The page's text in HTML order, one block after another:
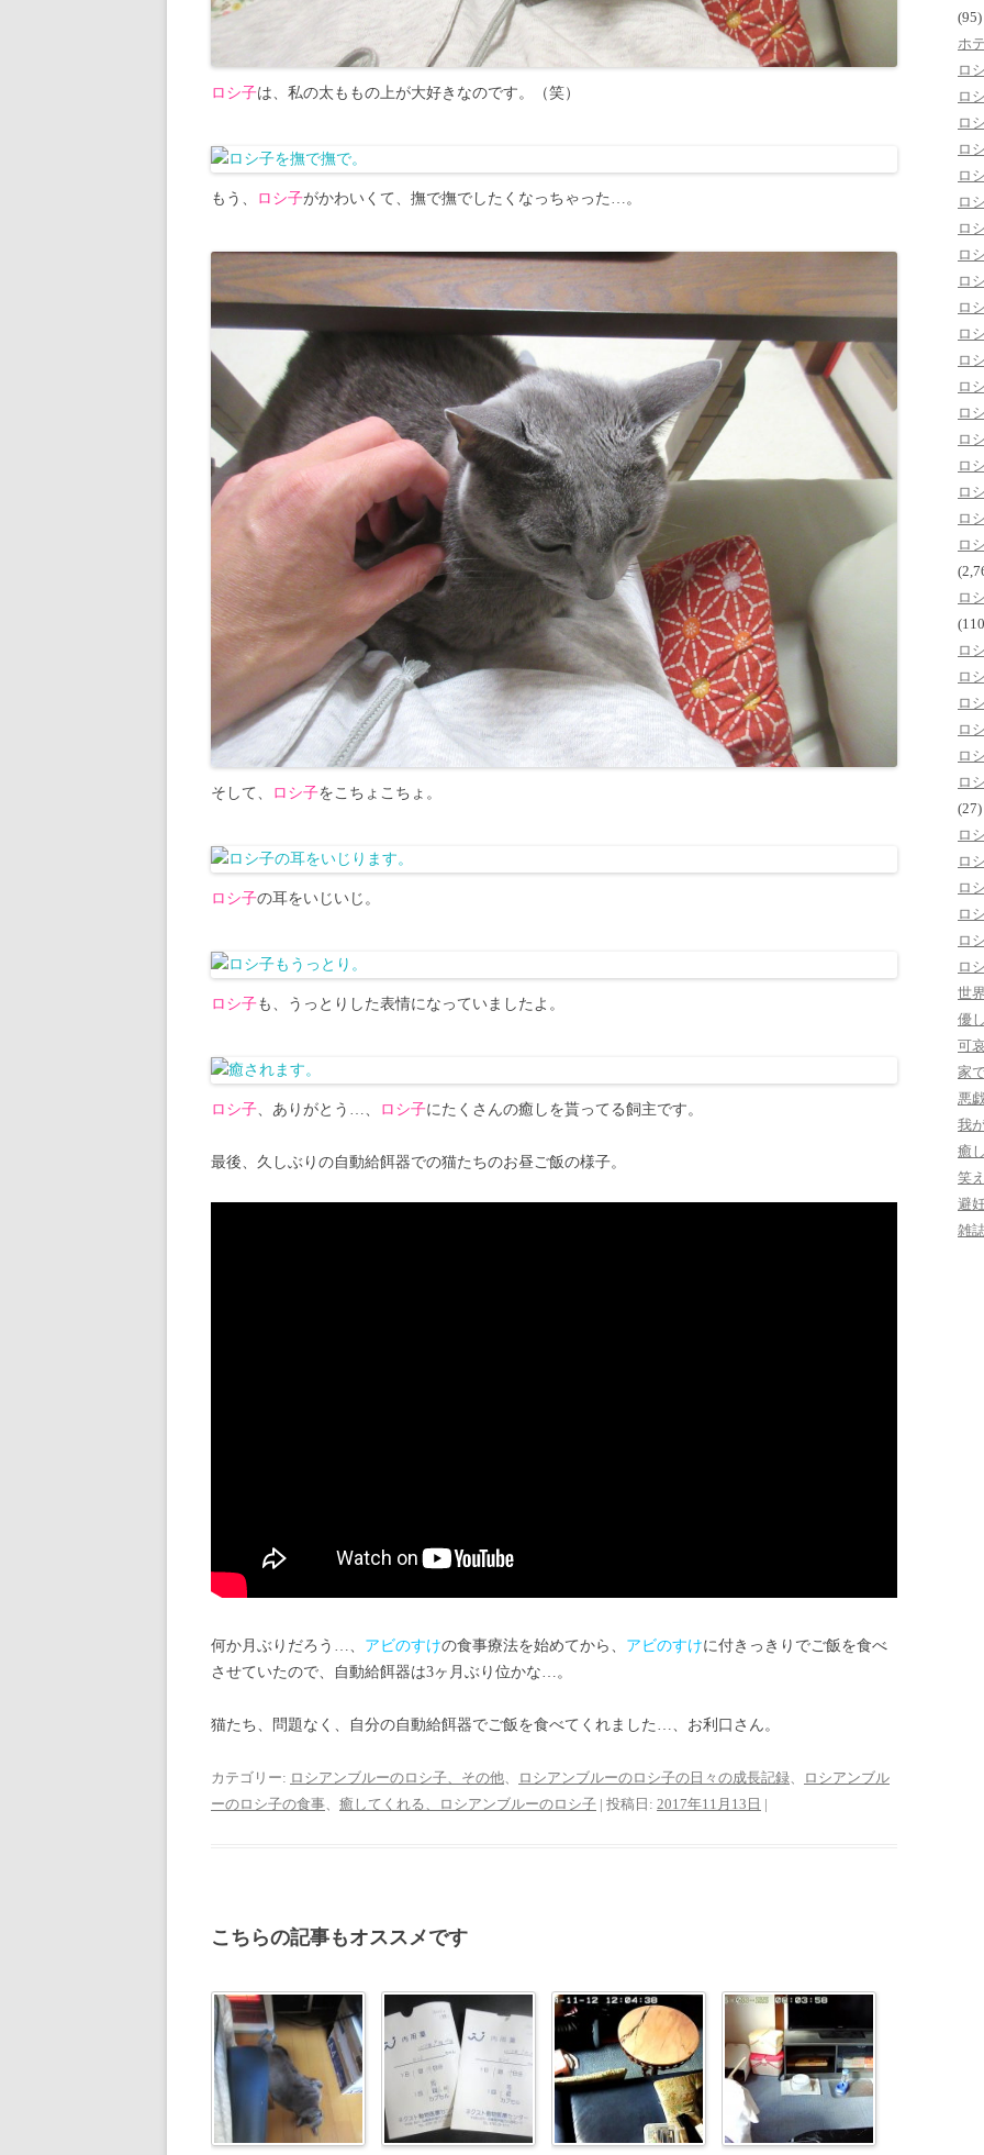
ロシ子は、私の太ももの上が大好きなのです。（笑）
もう、 ロシ子がかわいくて、撫で撫でしたくなっちゃった…。
そして、 ロシ子をこちょこちょ。
ロシ子の耳をいじいじ。
ロシ子も、うっとりした表情になっていましたよ。
ロシ子、ありがとう…、 ロシ子にたくさんの癒しを貰ってる飼主です。
最後、久しぶりの自動給餌器での猫たちのお昼ご飯の様子。
何か月ぶりだろう…、 アビのすけの食事療法を始めてから、 アビのすけに付きっきりでご飯を食べ
させていたので、自動給餌器は3ヶ月ぶり位かな…。
猫たち、問題なく、自分の自動給餌器でご飯を食べてくれました…、お利口さん。
カテゴリー: ロシアンブルーのロシ子、その他、 ロシアンブルーのロシ子の日々の成長記録、
ロシアンブル
ーのロシ子の食事、 癒してくれる、ロシアンブルーのロシ子 | 投稿日: 2017年11月13日 |
こちらの記事もオススメです
(95)
ホ
ロ
ロ
ロ
ロ
ロ
ロ
ロ
ロ
ロ
ロ
ロ
ロ
ロ
ロ
ロ
ロ
ロ
ロ
ロ
ロ
ロ
ロ
ロ
ロ
ロ
ロ
(27)
ロ
ロ
ロ
ロ
ロ
ロ
世
優
可
家
悪
我
癒
笑
避
雑